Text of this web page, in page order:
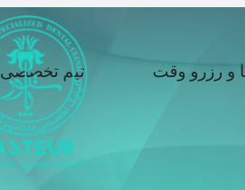
و رزرو وقت تیم تخصصی